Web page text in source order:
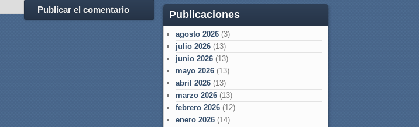
Publicaciones
agosto 2026 (3)
julio 2026 (13)
junio 2026 (13)
mayo 2026 (13)
abril 2026 (13)
marzo 2026 (13)
febrero 2026 (12)
enero 2026 (14)